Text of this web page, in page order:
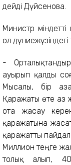
дейді Дүйсенова.
Министр
ол
-
ауырып қалды
Мысалы, бір
Қаражаты өте аз
ота жасау
қаражатына
қаражатты
Миллион теңге
толық алып,